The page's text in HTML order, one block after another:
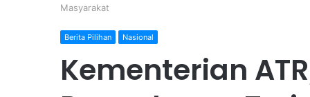
Masyarakat
Berita Pilihan Nasional
Kementerian